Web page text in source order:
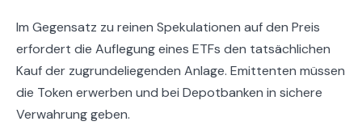
Im Gegensatz zu reinen Spekulationen auf den Preis
erfordert die Auflegung eines ETFs den tatsächlichen
Kauf der zugrundeliegenden Anlage. Emittenten müssen
die Token erwerben und bei Depotbanken in sichere
Verwahrung geben.